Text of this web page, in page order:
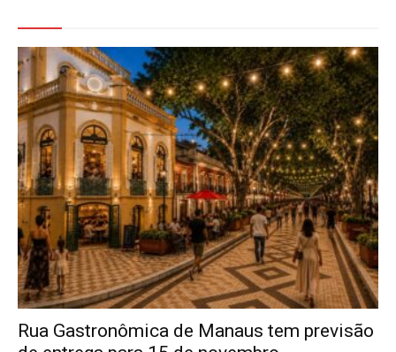
Rua Gastronômica de Manaus tem previsão